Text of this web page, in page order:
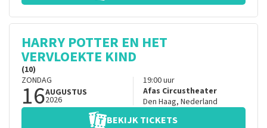
HARRY POTTER EN HET
VERVLOEKTE KIND
(10)
ZONDAG
16AUGUSTUS
2026
19:00uur
Afas Circustheater
Den Haag, Nederland
BEKIJK TICKETS